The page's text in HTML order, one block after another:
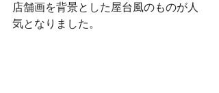
店舗画を背景とした屋台風のものが人
気となりました。